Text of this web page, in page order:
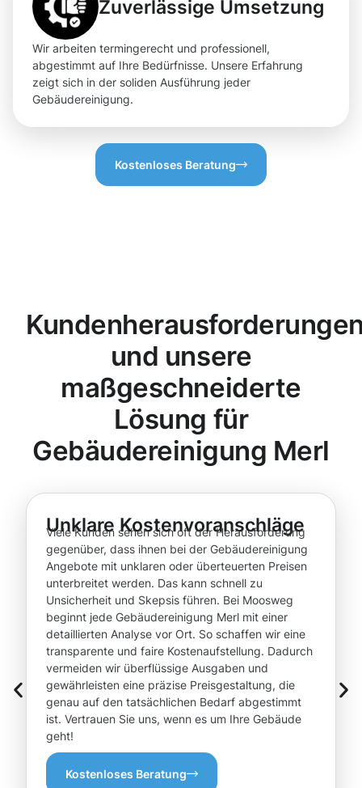
Zuverlässige Umsetzung
Wir arbeiten termingerecht und professionell,
abgestimmt auf Ihre Bedürfnisse. Unsere Erfahrung
zeigt sich in der soliden Ausführung jeder
Gebäudereinigung.
Kostenloses Beratung
und unsere
maßgeschneiderte
Lösung für
Gebäudereinigung Merl
Unklare Kostenvoranschläge
Viele Kunden sehen sich oft der Herausforderung
gegenüber, dass ihnen bei der Gebäudereinigung
Angebote mit unklaren oder überteuerten Preisen
unterbreitet werden. Das kann schnell zu
Unsicherheit und Skepsis führen. Bei Moosweg
beginnt jede Gebäudereinigung Merl mit einer
detaillierten Analyse vor Ort. So schaffen wir eine
transparente und faire Kostenaufstellung. Dadurch
vermeiden wir überflüssige Ausgaben und
gewährleisten eine präzise Preisgestaltung, die
genau auf den tatsächlichen Bedarf abgestimmt
ist. Vertrauen Sie uns, wenn es um Ihre Gebäude
geht!
Kostenloses Beratung